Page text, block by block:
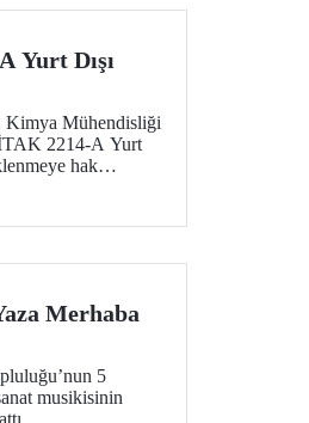
Yurt Dışı
Kimya Mühendisliği
2214-A Yurt
hak
Merhaba
5
musikisinin